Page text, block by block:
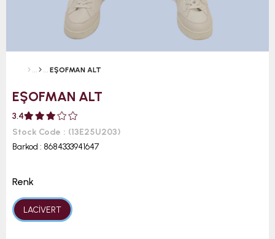
EŞOFMAN ALT
EŞOFMAN ALT
3.4
Stock Code
(13E25U203)
Barkod : 8684333941647
Renk
LACİVERT